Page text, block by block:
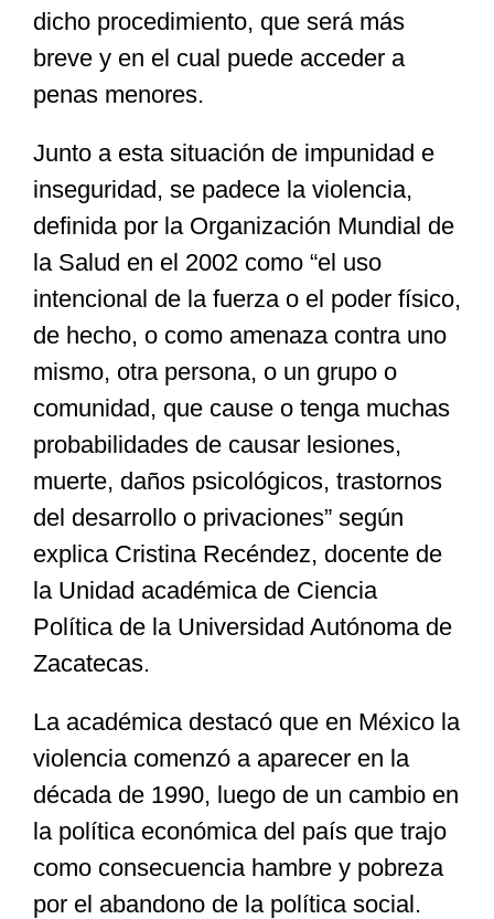
dicho procedimiento, que será más
breve y en el cual puede acceder a
penas menores.
Junto a esta situación de impunidad e
inseguridad, se padece la violencia,
definida por la Organización Mundial de
la Salud en el 2002 como “el uso
intencional de la fuerza o el poder físico,
de hecho, o como amenaza contra uno
mismo, otra persona, o un grupo o
comunidad, que cause o tenga muchas
probabilidades de causar lesiones,
muerte, daños psicológicos, trastornos
del desarrollo o privaciones” según
explica Cristina Recéndez, docente de
la Unidad académica de Ciencia
Política de la Universidad Autónoma de
Zacatecas.
La académica destacó que en México la
violencia comenzó a aparecer en la
década de 1990, luego de un cambio en
la política económica del país que trajo
como consecuencia hambre y pobreza
por el abandono de la política social.